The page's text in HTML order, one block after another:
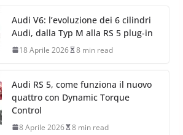
Audi V6: l’evoluzione dei 6 cilindri
Audi, dalla Typ M alla RS 5 plug-in
18 Aprile 2026 8 min read
Audi RS 5, come funziona il nuovo
quattro con Dynamic Torque
Control
8 Aprile 2026 8 min read